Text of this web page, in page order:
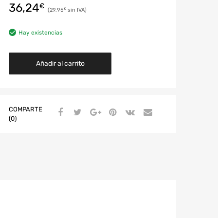
36,24€ 29,95€
Hay existencias
Añadir al carrito
COMPARTE
(0)